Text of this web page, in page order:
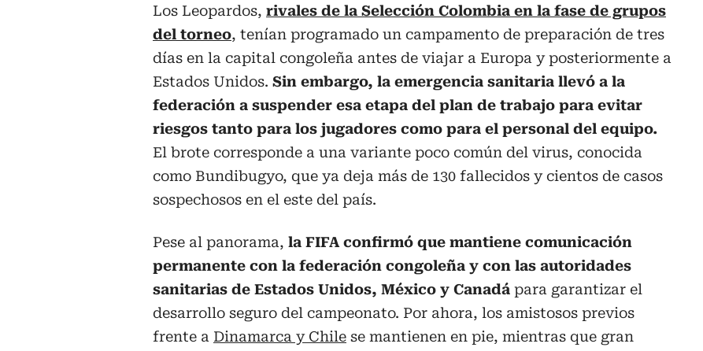
Los Leopardos, rivales de la Selección Colombia en la fase de grupos
del torneo, tenían programado un campamento de preparación de tres
días en la capital congoleña antes de viajar a Europa y posteriormente a
Estados Unidos. Sin embargo, la emergencia sanitaria llevó a la
federación a suspender esa etapa del plan de trabajo para evitar
riesgos tanto para los jugadores como para el personal del equipo.
El brote corresponde a una variante poco común del virus, conocida
como Bundibugyo, que ya deja más de 130 fallecidos y cientos de casos
sospechosos en el este del país.
Pese al panorama, la FIFA confirmó que mantiene comunicación
permanente con la federación congoleña y con las autoridades
sanitarias de Estados Unidos, México y Canadá para garantizar el
desarrollo seguro del campeonato. Por ahora, los amistosos previos
frente a Dinamarca y Chile se mantienen en pie, mientras que gran